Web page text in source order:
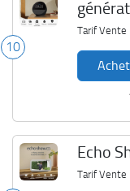
10
Tarif Vente
Echo
Tarif Vente